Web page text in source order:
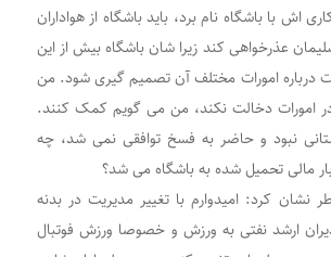
اش با باشگاه نام برد، باید باشگاه از هواداران
عذرخواهی کند زیرا شان باشگاه بیش از این
درباره امورات مختلف آن تصمیم گیری شود. من
در امورات دخالت نکند، من می گویم کمک کنند.
نبود و حاضر به فسخ توافقی نمی شد، چه
مالی تحمیل شده به باشگاه می شد؟
نشان کرد: امیدوارم با تغییر مدیریت در بدنه
ارشد نفتی به ورزش و خصوصا ورزش فوتبال